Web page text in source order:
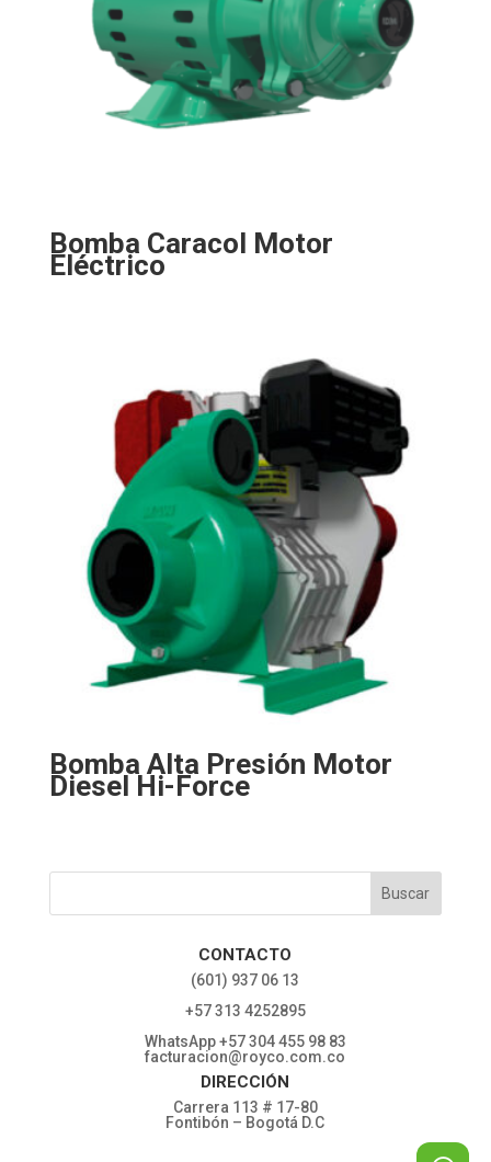
Bomba Caracol Motor
Eléctrico
Bomba Alta Presión Motor
Diesel Hi-Force
CONTACTO
‎(601) 937 06 13
‎+57 313 4252895
WhatsApp +57 304 455 98 83
facturacion@royco.com.co
DIRECCIÓN
Carrera 113 # 17-80
Fontibón – Bogotá D.C